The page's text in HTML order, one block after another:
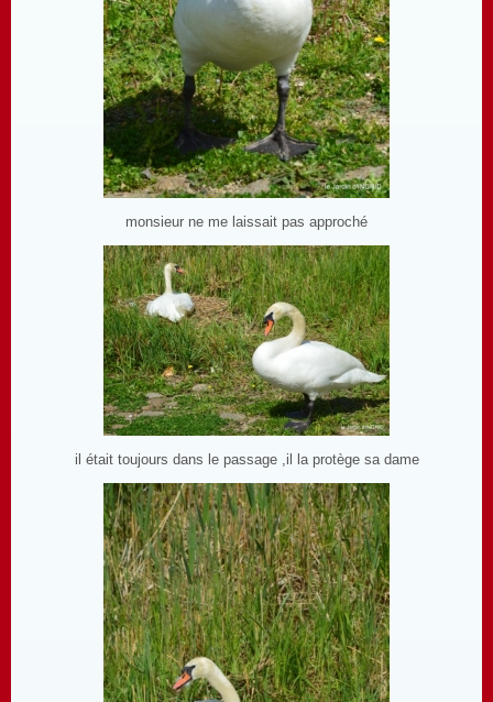
monsieur ne me laissait pas approché
il était toujours dans le passage ,il la protège sa dame